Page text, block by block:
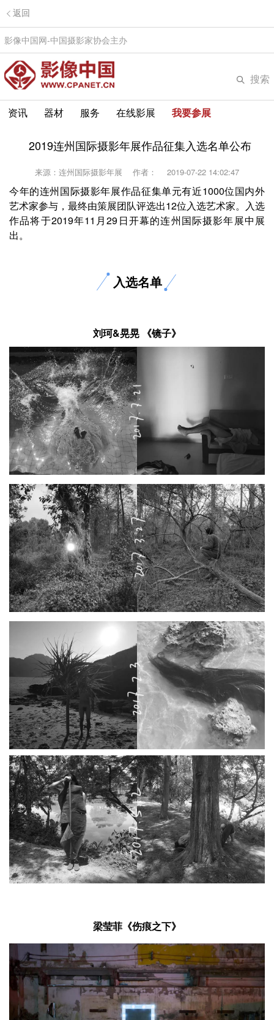
返回
影像中国网-中国摄影家协会主办
搜索
资讯 器材 服务 在线影展 我要参展
2019连州国际摄影年展作品征集入选名单公布
来源：连州国际摄影年展 作者： 2019-07-22 14:02:47
今年的连州国际摄影年展作品征集单元有近1000位国内外
艺术家参与，最终由策展团队评选出12位入选艺术家。入选
作品将于2019年11月29日开幕的连州国际摄影年展中展
出。
入选名单
刘珂&晃晃 《镜子》
梁莹菲《伤痕之下》